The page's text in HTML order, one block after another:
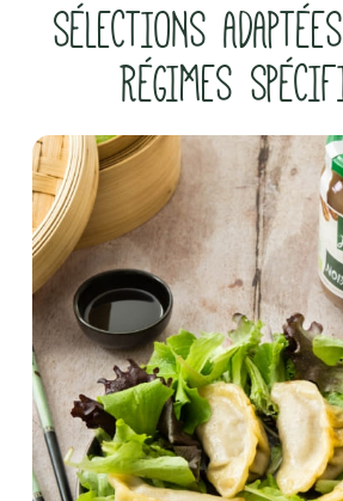
SÉLECTIONS
RÉGIMES